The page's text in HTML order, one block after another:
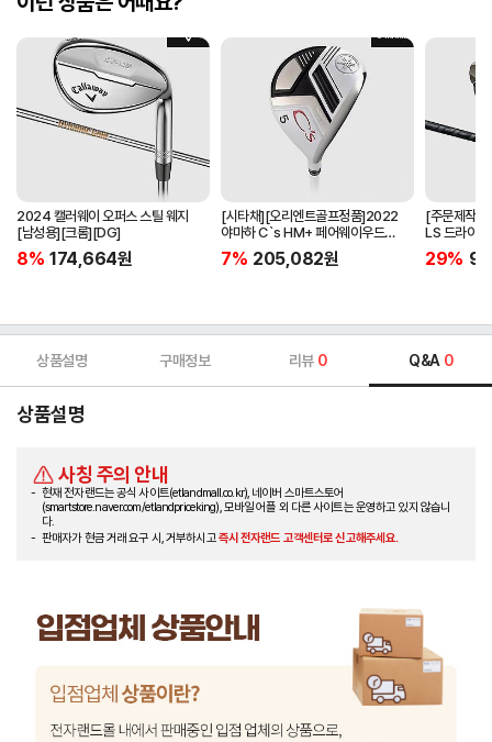
2024 캘러웨이 오퍼스 스틸 웨지
[남성용][크롬][DG]
8% 174,664원
[시타채][오리엔트골프정품]2022
야마하 C`s HM+ 페어웨이우드
[여성용][화이트][C`s HM+
ORIGINAL]
7% 205,082원
[주문제작
LS 드라이
BLACK]
29%
상품설명 구매정보 리뷰 0 Q&A 0
상품설명
사칭 주의 안내
현재 전자랜드는 공식 사이트(etlandmall.co.kr), 네이버 스마트스토어
(smartstore.naver.com/etlandpriceking), 모바일 어플 외 다른 사이트는 운영하고 있지 않습니
다.
판매자가 현금 거래 요구 시, 거부하시고즉시 전자랜드 고객센터로 신고해주세요.